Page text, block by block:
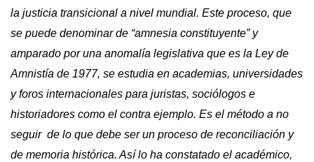
la justicia transicional a nivel mundial. Este proceso, que
se puede denominar de “amnesia constituyente” y
amparado por una anomalía legislativa que es la Ley de
Amnistía de 1977, se estudia en academias, universidades
y foros internacionales para juristas, sociólogos e
historiadores como el contra ejemplo. Es el método a no
seguir de lo que debe ser un proceso de reconciliación y
de memoria histórica. Así lo ha constatado el académico,